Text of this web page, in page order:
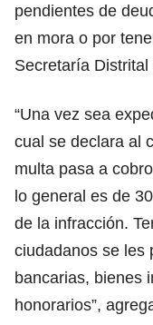
pendientes de
en mora o por
Secretaría Distrital
“Una vez sea
cual se declara al
multa pasa a
lo general es de
de la infracción.
ciudadanos se les
bancarias, bienes
honorarios”,